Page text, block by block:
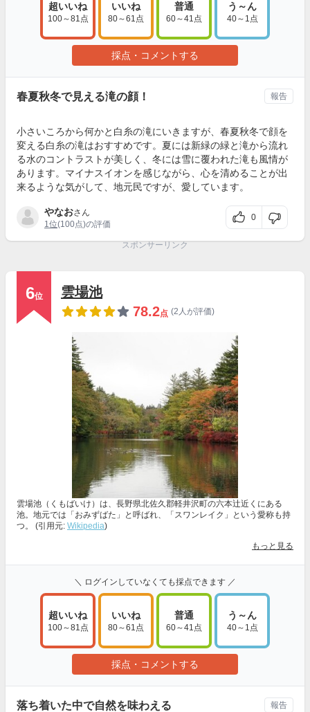
超いいね
100～81点
いいね
80～61点
普通
60～41点
う～ん
40～1点
採点・コメントする
春夏秋冬で見える滝の顔！
小さいころから何かと白糸の滝にいきますが、春夏秋冬で顔を
変える白糸の滝はおすすめです。夏には新緑の緑と滝から流れ
る水のコントラストが美しく、冬には雪に覆われた滝も風情が
あります。マイナスイオンを感じながら、心を清めることが出
来るような気がして、地元民ですが、愛しています。
やなおさん
1位(100点)の評価
0
報告
スポンサーリンク
6位
雲場池
78.2点 (2人が評価)
雲場池（くもばいけ）は、長野県北佐久郡軽井沢町の六本辻近くにある
池。地元では「おみずばた」と呼ばれ、「スワンレイク」という愛称も持
つ。 (引用元: Wikipedia)
もっと見る
＼ ログインしていなくても採点できます ／
超いいね
100～81点
いいね
80～61点
普通
60～41点
う～ん
40～1点
採点・コメントする
落ち着いた中で自然を味わえる 報告